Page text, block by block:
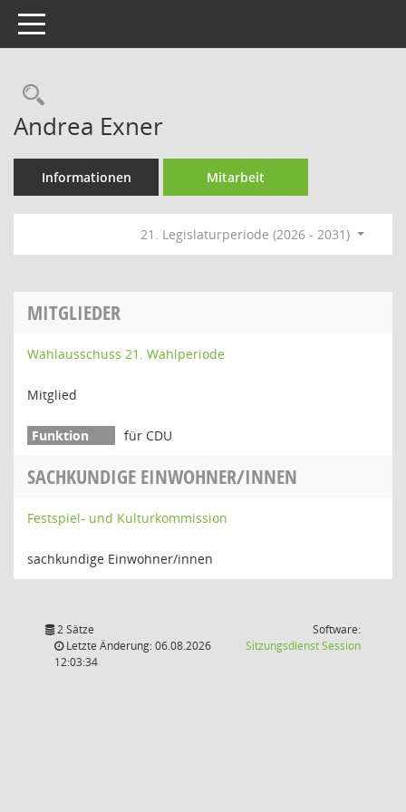
Toggle navigation
Rechercheauswahl
Andrea Exner
Informationen Mitarbeit
21. Legislaturperiode (2026 - 2031)
MITGLIEDER
Wahlausschuss 21. Wahlperiode
Mitglied
für CDU
SACHKUNDIGE EINWOHNER/INNEN
Festspiel- und Kulturkommission
sachkundige Einwohner/innen
2 Sätze
Letzte Änderung: 06.08.2026
12:03:34
Software:
SitzungsdienstSession(Wird in